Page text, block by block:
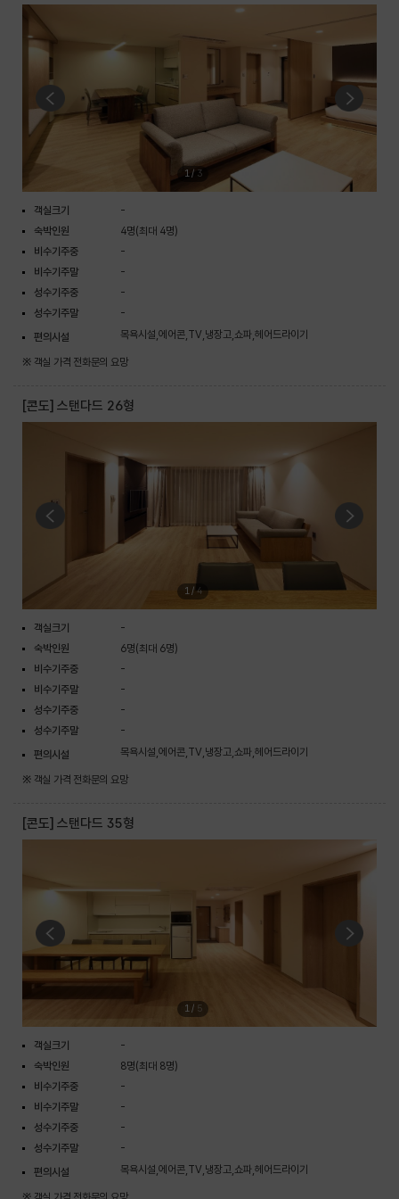
1/ 3
객실크기
-
숙박인원
4명(최대 4명)
비수기주중
-
비수기주말
-
성수기주중
-
성수기주말
-
편의시설
목욕시설,에어콘,TV,냉장고,쇼파,헤어드라이기
※ 객실 가격 전화문의 요망
[콘도] 스탠다드 26형
1/ 4
객실크기
-
숙박인원
6명(최대 6명)
비수기주중
-
비수기주말
-
성수기주중
-
성수기주말
-
편의시설
목욕시설,에어콘,TV,냉장고,쇼파,헤어드라이기
※ 객실 가격 전화문의 요망
[콘도] 스탠다드 35형
1/ 5
객실크기
-
숙박인원
8명(최대 8명)
비수기주중
-
비수기주말
-
성수기주중
-
성수기주말
-
편의시설
목욕시설,에어콘,TV,냉장고,쇼파,헤어드라이기